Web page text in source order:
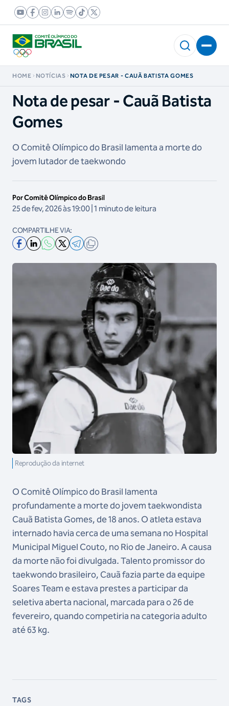
HOME NOTÍCIAS NOTA DE PESAR - CAUÃ BATISTA GOMES
Nota de pesar - Cauã Batista
Gomes
O Comitê Olímpico do Brasil lamenta a morte do
jovem lutador de taekwondo
Por Comitê Olímpico do Brasil
25 de fev, 2026 às 19:00 | 1 minuto de leitura
COMPARTILHE VIA:
Reprodução da internet
O Comitê Olímpico do Brasil lamenta
profundamente a morte do jovem taekwondista
Cauã Batista Gomes, de 18 anos. O atleta estava
internado havia cerca de uma semana no Hospital
Municipal Miguel Couto, no Rio de Janeiro. A causa
da morte não foi divulgada. Talento promissor do
taekwondo brasileiro, Cauã fazia parte da equipe
Soares Team e estava prestes a participar da
seletiva aberta nacional, marcada para o 26 de
fevereiro, quando competiria na categoria adulto
até 63 kg.
TAGS